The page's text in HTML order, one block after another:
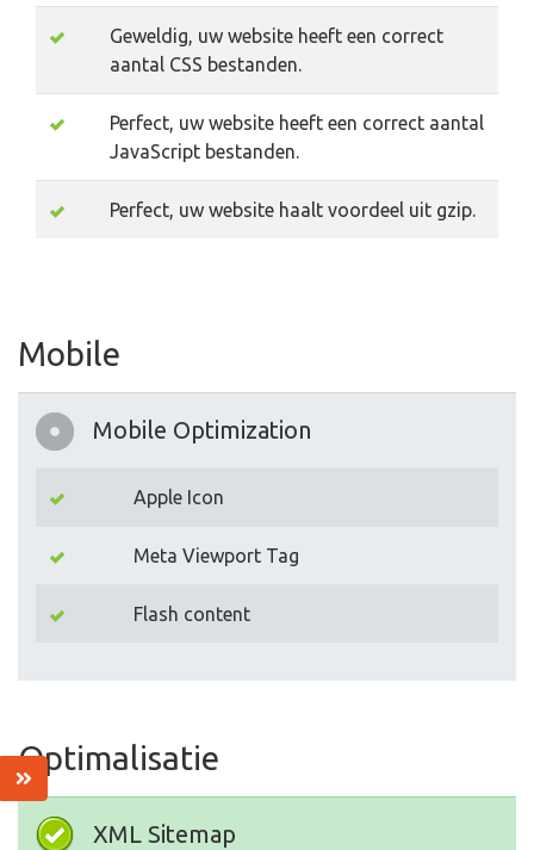
Geweldig, uw website heeft een correct
aantal CSS bestanden.
Perfect, uw website heeft een correct aantal
JavaScript bestanden.
Perfect, uw website haalt voordeel uit gzip.
Mobile
Mobile Optimization
Apple Icon
Meta Viewport Tag
Flash content
Optimalisatie
XML Sitemap